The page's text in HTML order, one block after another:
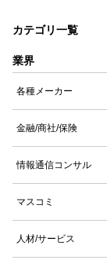
カテゴリ一覧
業界
各種メーカー
金融/商社/保険
情報通信コンサル
マスコミ
人材/サービス